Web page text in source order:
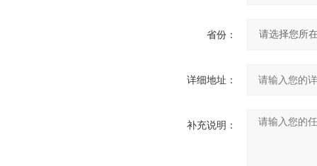
省份：
详细地址：
补充说明：